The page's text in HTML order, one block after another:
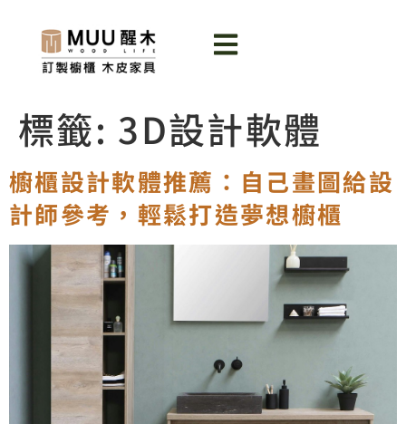
標籤: 3D設計軟體
櫥櫃設計軟體推薦：自己畫圖給設
計師參考，輕鬆打造夢想櫥櫃